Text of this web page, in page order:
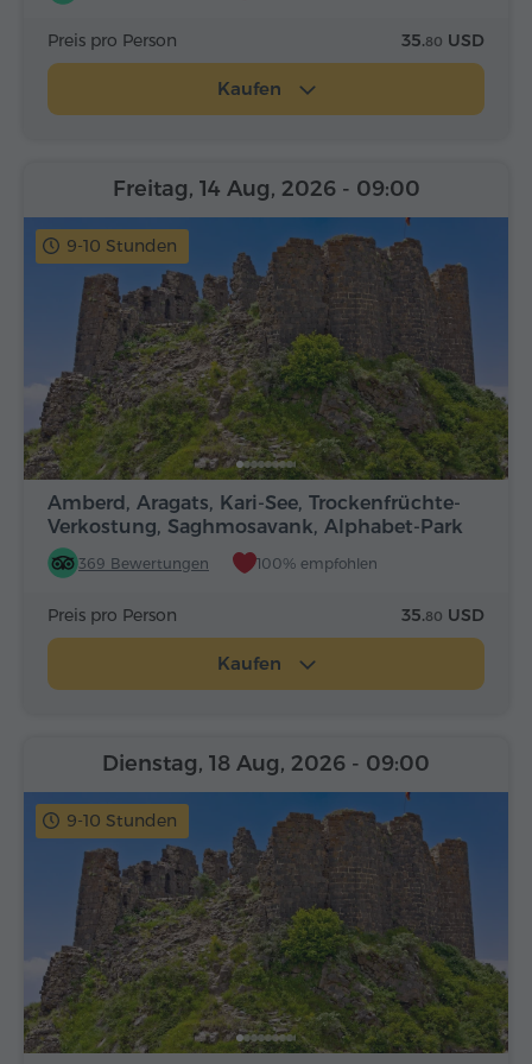
Preis pro Person 35.80 USD
Kaufen
9-10 Stunden
Amberd, Aragats, Kari-See, Trockenfrüchte-
Verkostung, Saghmosavank, Alphabet-Park
369 Bewertungen 100% empfohlen
Freitag, 14 Aug, 2026 - 09:00
Preis pro Person 35.80 USD
Kaufen
9-10 Stunden
Dienstag, 18 Aug, 2026 - 09:00